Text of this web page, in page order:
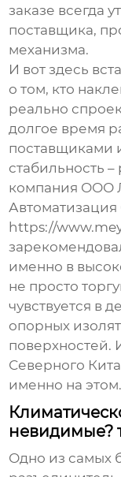
заказе всегда
поставщика,
механизма.
И вот здесь
о том, кто
реально
долгое время
поставщиками
стабильность
компания ООО
https://
именно в
не просто
чувствуется в
опорных
поверхностей.
Северного
именно на этом.
невидимые?
Одно из самых